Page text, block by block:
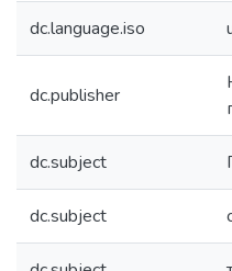
dc.language.iso
dc.publisher
dc.subject
dc.subject